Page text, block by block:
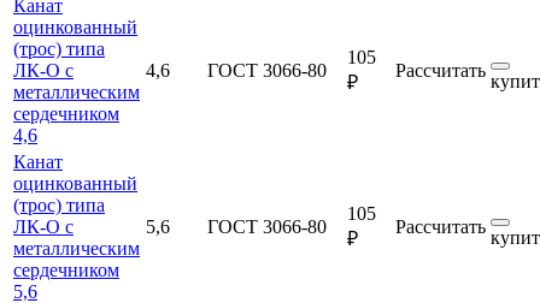
Канат
оцинкованный
(трос) типа
ЛК-О с
металлическим
сердечником
4,6
4,6 ГОСТ 3066-80
105
₽
Рассчитать
Канат
оцинкованный
(трос) типа
ЛК-О с
металлическим
сердечником
5,6
5,6 ГОСТ 3066-80
105
₽
Рассчитать